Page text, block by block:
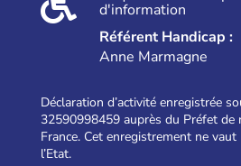
d'information
Référent Handicap :
Anne Marmagne
Déclaration d’activité enregistrée
32590998459 auprès du Préfet de
France. Cet enregistrement ne
l’Etat.